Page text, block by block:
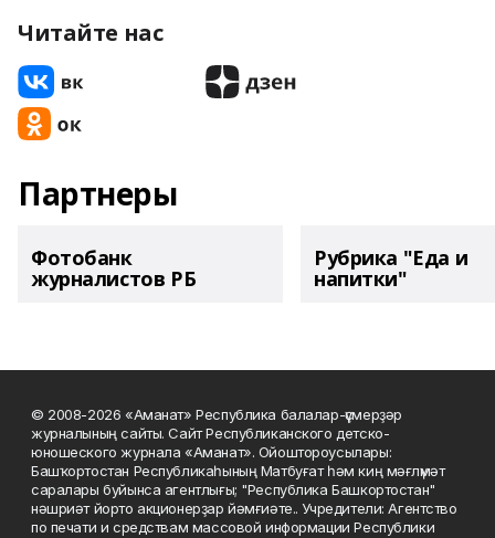
Читайте нас
Партнеры
Фотобанк
журналистов РБ
Рубрика "Еда и
напитки"
© 2008-2026 «Аманат» Республика балалар-үҫмерҙәр
журналының сайты. Сайт Республиканского детско-
юношеского журнала «Аманат». Ойоштороусылары:
Башҡортостан Республикаһының Матбуғат һәм киң мәғлүмәт
саралары буйынса агентлығы; "Республика Башкортостан"
нәшриәт йорто акционерҙар йәмғиәте.. Учредители: Агентство
по печати и средствам массовой информации Республики